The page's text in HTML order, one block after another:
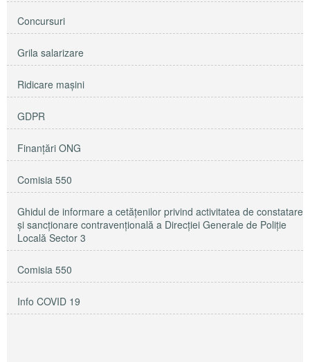
Concursuri
Grila salarizare
Ridicare maşini
GDPR
Finanțări ONG
Comisia 550
Ghidul de informare a cetățenilor privind activitatea de constatare
și sancționare contravențională a Direcției Generale de Poliție
Locală Sector 3
Comisia 550
Info COVID 19